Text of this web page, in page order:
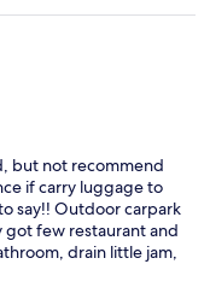
but not recommend
if carry luggage to
say!! Outdoor carpark
got few restaurant and
drain little jam,